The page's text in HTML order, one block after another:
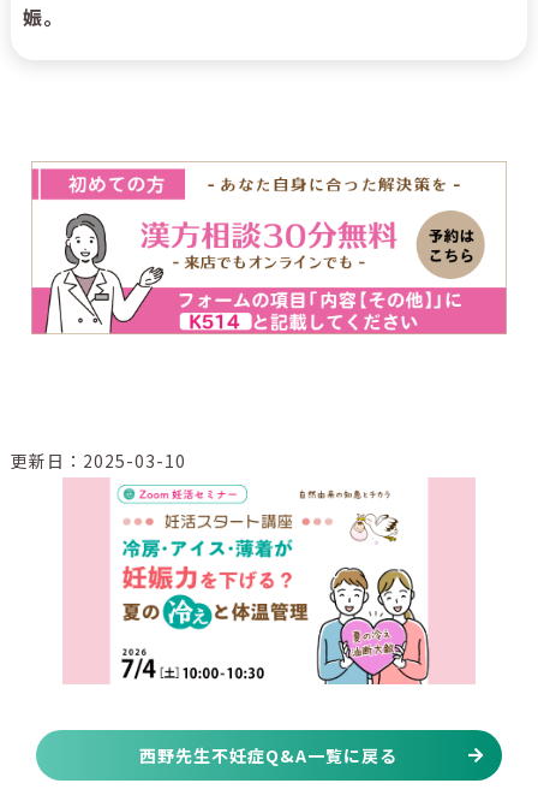
娠。
更新日：2025-03-10
西野先生不妊症Q&A一覧に戻る